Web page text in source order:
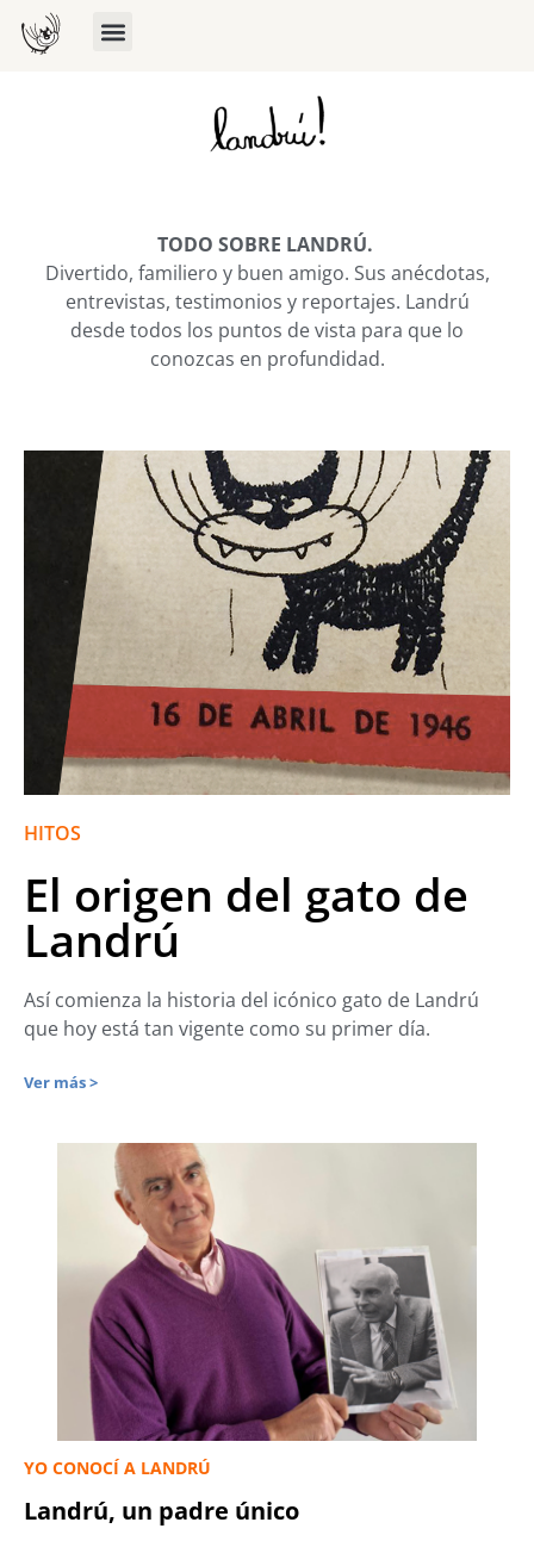
TODO SOBRE LANDRÚ.
Divertido, familiero y buen amigo. Sus anécdotas,
entrevistas, testimonios y reportajes. Landrú
desde todos los puntos de vista para que lo
conozcas en profundidad.
HITOS
El origen del gato de
Landrú
Así comienza la historia del icónico gato de Landrú
que hoy está tan vigente como su primer día.
Ver más >
YO CONOCÍ A LANDRÚ
Landrú, un padre único